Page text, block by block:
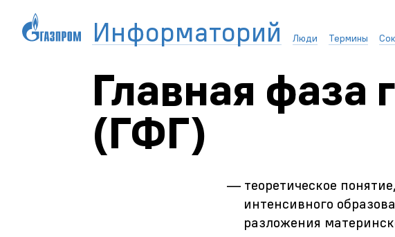
Информаторий Люди Термины
Главная фаза
(ГФГ)
— теоретическое
интенсивного
разложения